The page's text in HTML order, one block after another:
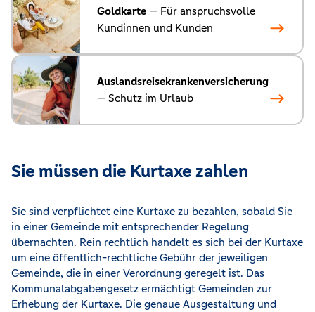
Goldkarte — Für anspruchsvolle
Kundinnen und Kunden
Auslandsreisekrankenversicherung
— Schutz im Urlaub
Sie müssen die Kurtaxe zahlen
Sie sind verpflichtet eine Kurtaxe zu bezahlen, sobald Sie
in einer Gemeinde mit entsprechender Regelung
übernachten. Rein rechtlich handelt es sich bei der Kurtaxe
um eine öffentlich-rechtliche Gebühr der jeweiligen
Gemeinde, die in einer Verordnung geregelt ist. Das
Kommunalabgabengesetz ermächtigt Gemeinden zur
Erhebung der Kurtaxe. Die genaue Ausgestaltung und